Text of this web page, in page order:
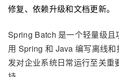
修复、依赖升级和文档更新。
Spring Batch 是一个轻量级
用 Spring 和 Java 编写离线
发对企业系统日常运行至关重